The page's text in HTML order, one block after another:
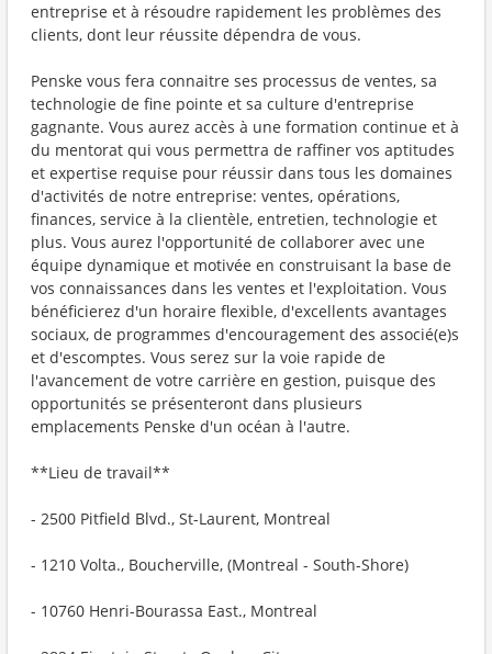
entreprise et à résoudre rapidement les problèmes des
clients, dont leur réussite dépendra de vous.
Penske vous fera connaitre ses processus de ventes, sa
technologie de fine pointe et sa culture d'entreprise
gagnante. Vous aurez accès à une formation continue et à
du mentorat qui vous permettra de raffiner vos aptitudes
et expertise requise pour réussir dans tous les domaines
d'activités de notre entreprise: ventes, opérations,
finances, service à la clientèle, entretien, technologie et
plus. Vous aurez l'opportunité de collaborer avec une
équipe dynamique et motivée en construisant la base de
vos connaissances dans les ventes et l'exploitation. Vous
bénéficierez d'un horaire flexible, d'excellents avantages
sociaux, de programmes d'encouragement des associé(e)s
et d'escomptes. Vous serez sur la voie rapide de
l'avancement de votre carrière en gestion, puisque des
opportunités se présenteront dans plusieurs
emplacements Penske d'un océan à l'autre.
**Lieu de travail**
- 2500 Pitfield Blvd., St-Laurent, Montreal
- 1210 Volta., Boucherville, (Montreal - South-Shore)
- 10760 Henri-Bourassa East., Montreal